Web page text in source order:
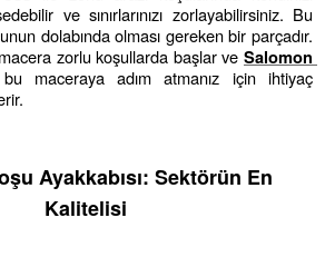
ve sınırlarınızı zorlayabilirsiniz. Bu
dolabında olması gereken bir parçadır.
zorlu koşullarda başlar ve Salomon
maceraya adım atmanız için ihtiyaç
Ayakkabısı: Sektörün En
Kalitelisi